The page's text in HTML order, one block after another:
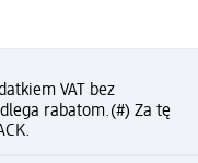
VAT bez
rabatom.(#) Za tę